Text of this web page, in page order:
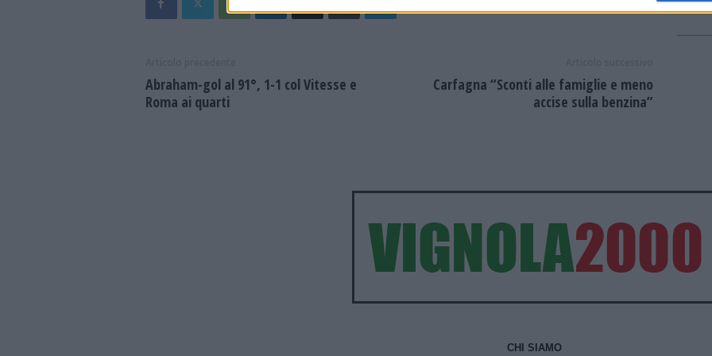
Abraham-gol al 91°, 1-1 col Vitesse e
Roma ai quarti
Carfagna “Sconti alle famiglie e meno
accise sulla benzina”
CHI SIAMO